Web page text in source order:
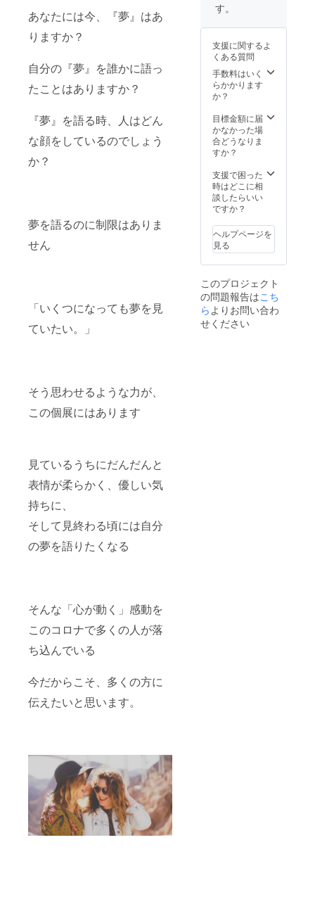
あなたには今、『夢』はあ
りますか？
自分の『夢』を誰かに語っ
たことはありますか？
『夢』を語る時、人はどん
な顔をしているのでしょう
か？
夢を語るのに制限はありま
せん
「いくつになっても夢を見
ていたい。」
そう思わせるような力が、
この個展にはあります
見ているうちにだんだんと
表情が柔らかく、優しい気
持ちに、
そして見終わる頃には自分
の夢を語りたくなる
そんな「心が動く」感動を
このコロナで多くの人が落
ち込んでいる
今だからこそ、多くの方に
伝えたいと思います。
食代金
ます ※
クラウ
ドファ
ンディ
メール
にて詳
細をご
ます ※
コロナ
ウイル
ス感染
講じた
上で開
催を致
しま
食時以
外のマ
スクの
着用
や、こ
す。
支援に関するよ
くある質問
手数料はいく
らかかります
か？
目標金額に届
かなかった場
合どうなりま
すか？
支援で困った
時はどこに相
談したらいい
ですか？
ヘルプページを
見る
このプロジェクト
の問題報告はこち
らよりお問い合わ
せください